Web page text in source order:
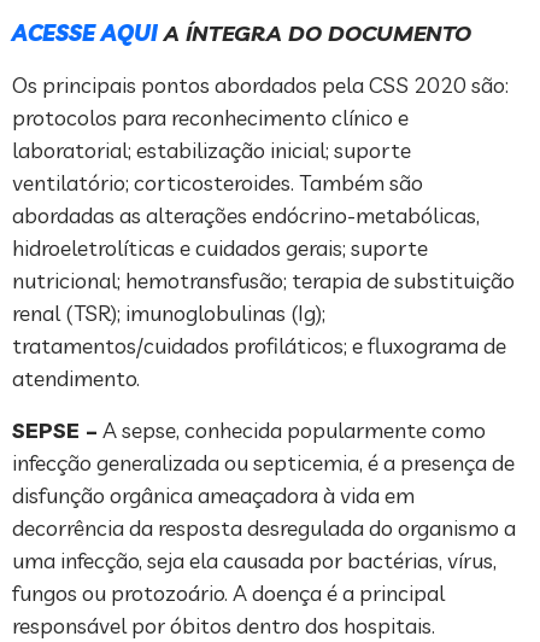
ACESSE AQUIA ÍNTEGRA DO DOCUMENTO
Os principais pontos abordados pela CSS 2020 são:
protocolos para reconhecimento clínico e
laboratorial; estabilização inicial; suporte
ventilatório; corticosteroides. Também são
abordadas as alterações endócrino-metabólicas,
hidroeletrolíticas e cuidados gerais; suporte
nutricional; hemotransfusão; terapia de substituição
renal (TSR); imunoglobulinas (Ig);
tratamentos/cuidados profiláticos; e fluxograma de
atendimento.
SEPSE – A sepse, conhecida popularmente como
infecção generalizada ou septicemia, é a presença de
disfunção orgânica ameaçadora à vida em
decorrência da resposta desregulada do organismo a
uma infecção, seja ela causada por bactérias, vírus,
fungos ou protozoário. A doença é a principal
responsável por óbitos dentro dos hospitais.